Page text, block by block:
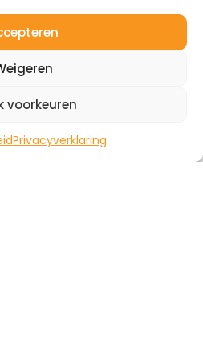
voorkeuren
Privacyverklaring
voor de
mogelijkheden.